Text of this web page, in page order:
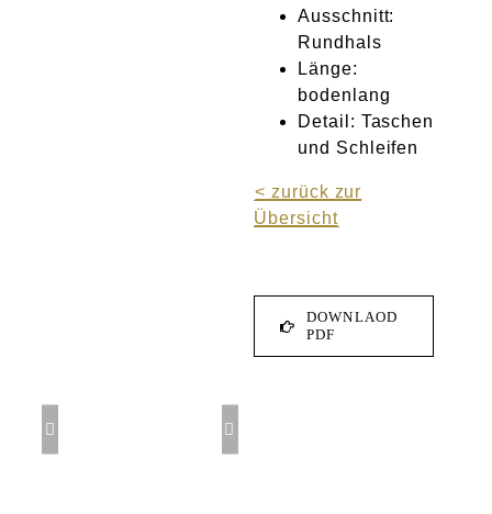
Ausschnitt:
Rundhals
Länge:
bodenlang
Detail: Taschen
und Schleifen
< zurück zur
Übersicht
DOWNLAOD
PDF